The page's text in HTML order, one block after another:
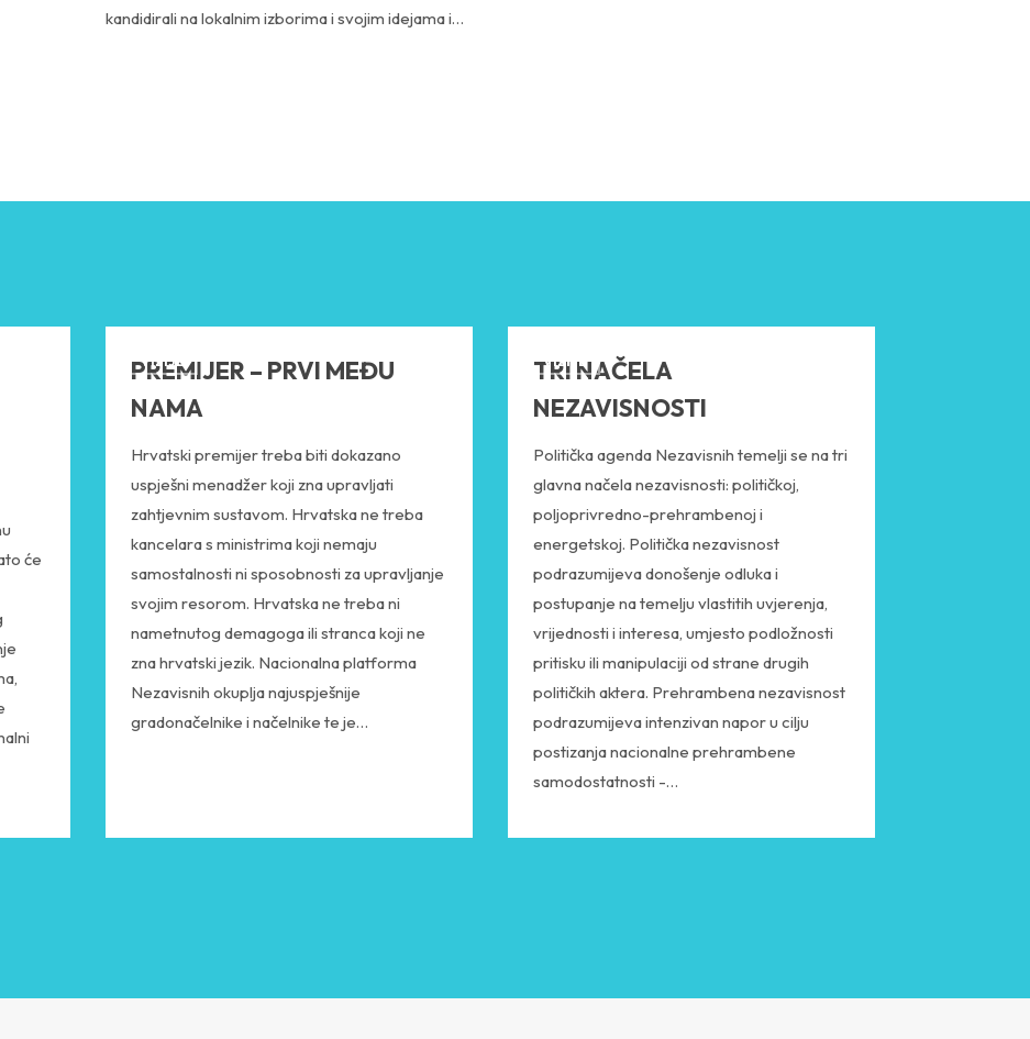
kandidirali na lokalnim izborima i svojim idejama i…
će
VIZIJE
PREMIJER – PRVI MEĐU
NAMA
Hrvatski premijer treba biti dokazano
uspješni menadžer koji zna upravljati
zahtjevnim sustavom. Hrvatska ne treba
kancelara s ministrima koji nemaju
samostalnosti ni sposobnosti za upravljanje
svojim resorom. Hrvatska ne treba ni
nametnutog demagoga ili stranca koji ne
zna hrvatski jezik. Nacionalna platforma
Nezavisnih okuplja najuspješnije
gradonačelnike i načelnike te je…
VIZIJE
TRI NAČELA
NEZAVISNOSTI
Politička agenda Nezavisnih temelji se na tri
glavna načela nezavisnosti: političkoj,
poljoprivredno-prehrambenoj i
energetskoj. Politička nezavisnost
podrazumijeva donošenje odluka i
postupanje na temelju vlastitih uvjerenja,
vrijednosti i interesa, umjesto podložnosti
pritisku ili manipulaciji od strane drugih
političkih aktera. Prehrambena nezavisnost
podrazumijeva intenzivan napor u cilju
postizanja nacionalne prehrambene
samodostatnosti -…